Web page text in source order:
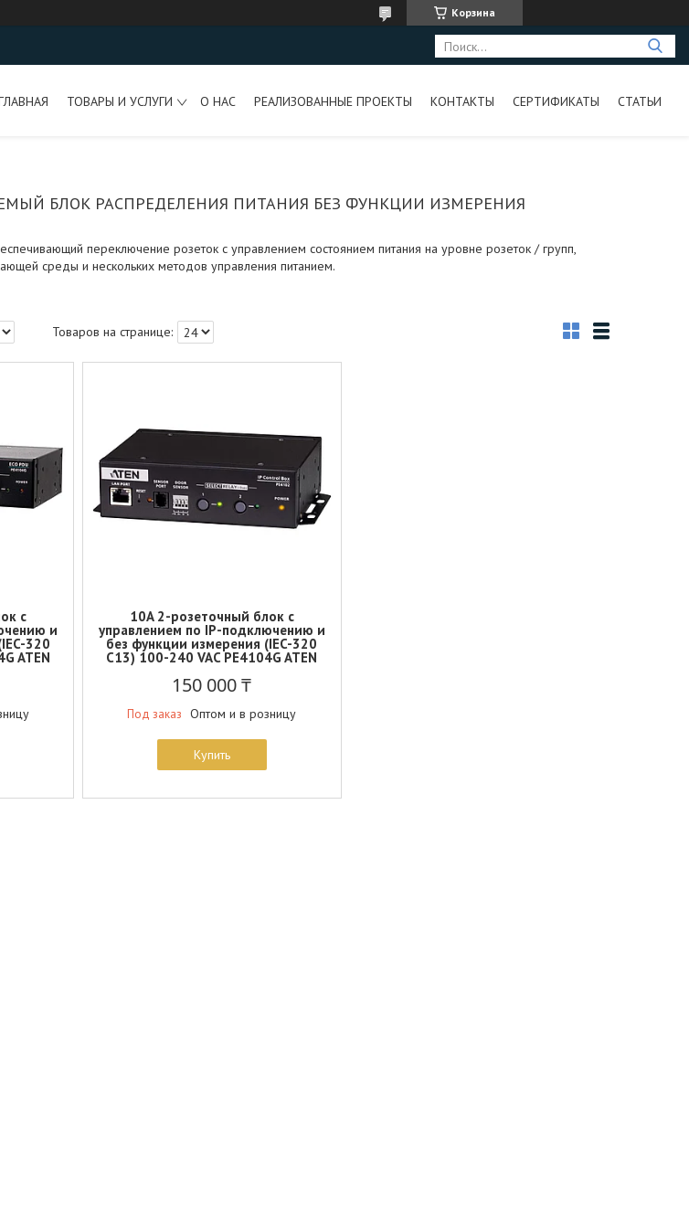
Корзина
ТОВАРЫ И УСЛУГИ О НАС РЕАЛИЗОВАННЫЕ ПРОЕКТЫ КОНТАКТЫ СЕРТИФИКАТЫ СТАТЬИ
БЛОК РАСПРЕДЕЛЕНИЯ ПИТАНИЯ БЕЗ ФУНКЦИИ ИЗМЕРЕНИЯ
переключение розеток с управлением состоянием питания на уровне розеток / групп,
среды и нескольких методов управления питанием.
с
и
320
ATEN
10A 2-розеточный блок с
управлением по IP-подключению и
без функции измерения (IEC-320
C13) 100-240 VAC PE4104G ATEN
150 000 ₸
Под заказ Оптом и в розницу
Купить